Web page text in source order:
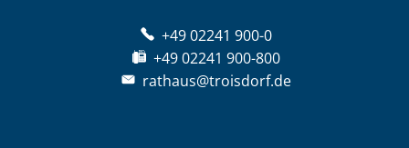
+49 02241 900-0
+49 02241 900-800
rathaus@troisdorf.de